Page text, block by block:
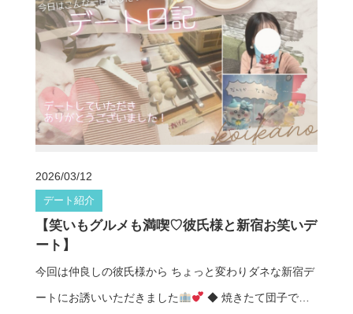
かい気持ちになったそうです ◆ 海鮮丼でほっこりラ
ンチ 江ノ島といえばやっぱり海の幸 新鮮な海鮮丼を
一緒に食べて、 景色も味も楽しめる贅沢ランチタイムに
美味しいものを一緒に食べる時間って、幸せ倍増です
ね♡ ◆ アクティビティも楽しんで大満足 お散歩だけじ
さん動いて、たくさん笑って、 あっという間の1日でし
た ◆ 居心地の良さにきゅん… 優しくて、気遣いも自
然で、 一緒にいてとにかく居心地の良い彼氏様… 幸
せな思い出がいっぱいで とっても嬉しい気持ちになった
彼女でした 彼氏様、デートしていただきありがとうご
ざいました 親しみやすく聞き上手な鈴森ナツメは、
2026/03/12
デート紹介
【笑いもグルメも満喫♡彼氏様と新宿お笑いデ
ート】
今回は仲良しの彼氏様から ちょっと変わりダネな新宿デ
ートにお誘いいただきました ◆ 焼きたて団子でほ